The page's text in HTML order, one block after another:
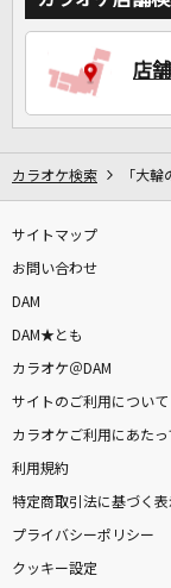
店
カラオケ検索 「大
サイトマップ
お問い合わせ
DAM
DAM★とも
カラオケ＠DAM
サイトのご利用について
カラオケご利用にあた
利用規約
特定商取引法に基づく表
プライバシーポリシー
クッキー設定